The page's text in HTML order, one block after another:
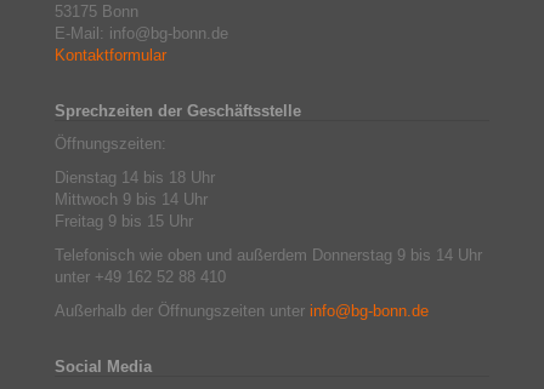
53175 Bonn
E-Mail: info@bg-bonn.de
Kontaktformular
Sprechzeiten der Geschäftsstelle
Öffnungszeiten:
Dienstag 14 bis 18 Uhr
Mittwoch 9 bis 14 Uhr
Freitag 9 bis 15 Uhr
Telefonisch wie oben und außerdem Donnerstag 9 bis 14 Uhr
unter +49 162 52 88 410
Außerhalb der Öffnungszeiten unter info@bg-bonn.de
Social Media